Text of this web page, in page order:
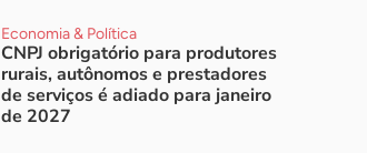
Economia & Política
CNPJ obrigatório para produtores
rurais, autônomos e prestadores
de serviços é adiado para janeiro
de 2027